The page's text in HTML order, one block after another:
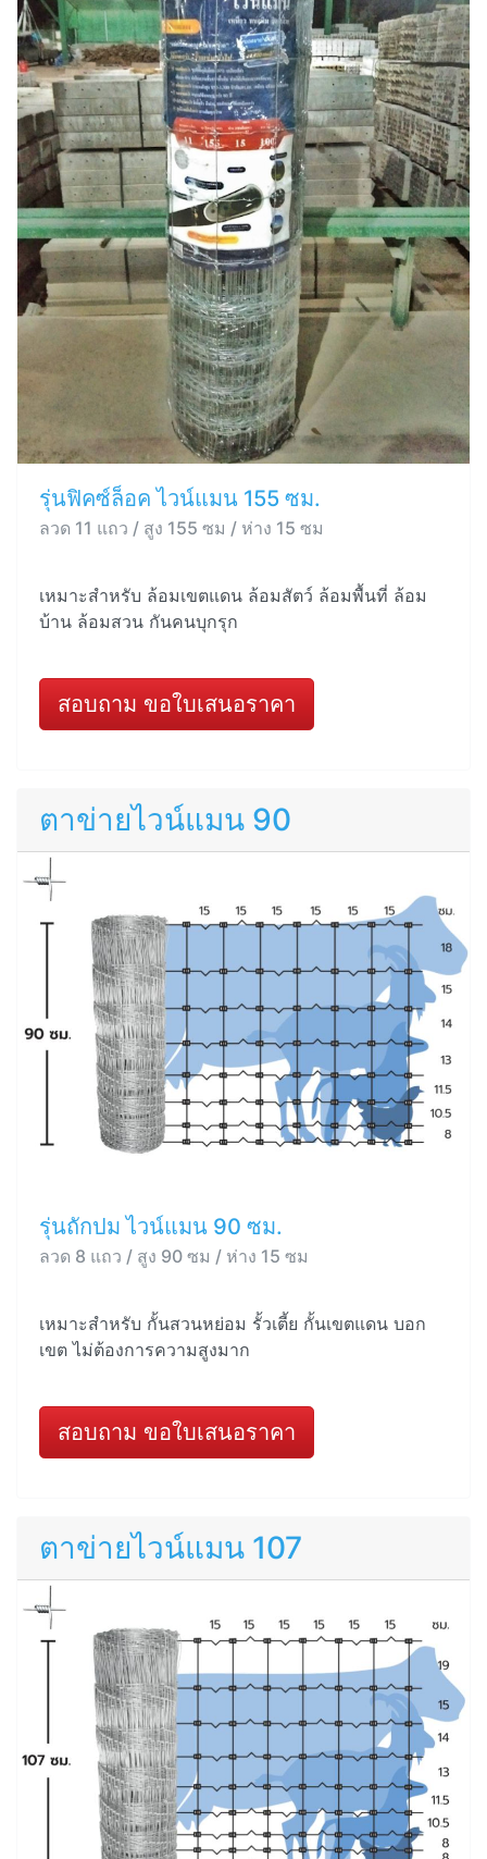
รุ่นฟิคซ์ล็อค ไวน์แมน 155 ซม.
ลวด 11 แถว / สูง 155 ซม / ห่าง 15 ซม
เหมาะสำหรับ ล้อมเขตแดน ล้อมสัตว์ ล้อมพื้นที่ ล้อม
บ้าน ล้อมสวน กันคนบุกรุก
สอบถาม ขอใบเสนอราคา
ตาข่ายไวน์แมน 90
รุ่นถักปม ไวน์แมน 90 ซม.
ลวด 8 แถว / สูง 90 ซม / ห่าง 15 ซม
เหมาะสำหรับ กั้นสวนหย่อม รั้วเตี้ย กั้นเขตแดน บอก
เขต ไม่ต้องการความสูงมาก
สอบถาม ขอใบเสนอราคา
ตาข่ายไวน์แมน 107